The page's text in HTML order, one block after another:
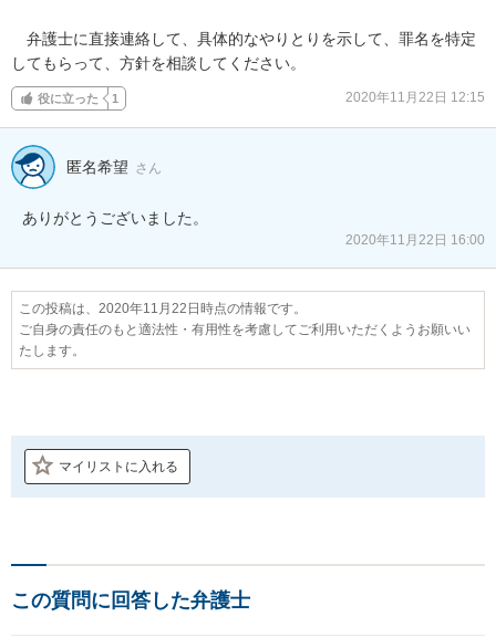
弁護士に直接連絡して、具体的なやりとりを示して、罪名を特定
してもらって、方針を相談してください。
役に立った 1 2020年11月22日 12:15
匿名希望 さん
ありがとうございました。
2020年11月22日 16:00
この投稿は、2020年11月22日時点の情報です。
ご自身の責任のもと適法性・有用性を考慮してご利用いただくようお願いい
たします。
マイリストに入れる
この質問に回答した弁護士